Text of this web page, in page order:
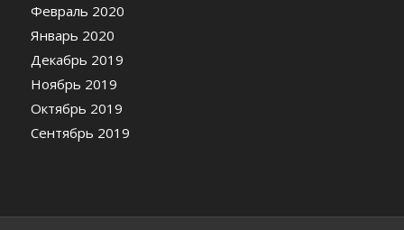
Февраль 2020
Январь 2020
Декабрь 2019
Ноябрь 2019
Октябрь 2019
Сентябрь 2019